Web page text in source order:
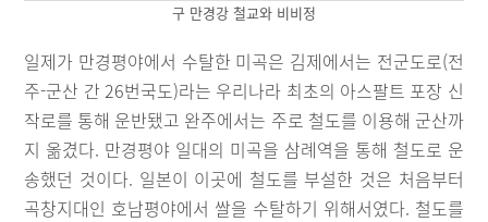
구 만경강 철교와 비비정
일제가 만경평야에서 수탈한 미곡은 김제에서는 전군도로(전
주-군산 간 26번국도)라는 우리나라 최초의 아스팔트 포장 신
작로를 통해 운반됐고 완주에서는 주로 철도를 이용해 군산까
지 옮겼다. 만경평야 일대의 미곡을 삼례역을 통해 철도로 운
송했던 것이다. 일본이 이곳에 철도를 부설한 것은 처음부터
곡창지대인 호남평야에서 쌀을 수탈하기 위해서였다. 철도를